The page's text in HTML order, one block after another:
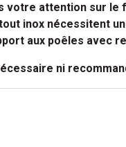
votre attention sur
inox nécessitent
aux poêles avec
ni